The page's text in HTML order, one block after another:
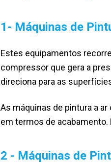
1- Máquinas de
Estes equipamentos
compressor que gera a
direciona para as
As máquinas de pintura a
em termos de acabamento.
2 - Máquinas de